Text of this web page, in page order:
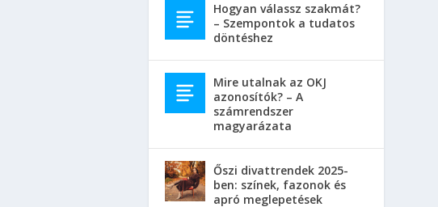
Hogyan válassz szakmát?
– Szempontok a tudatos
döntéshez
Mire utalnak az OKJ
azonosítók? – A
számrendszer
magyarázata
Őszi divattrendek 2025-
ben: színek, fazonok és
apró meglepetések